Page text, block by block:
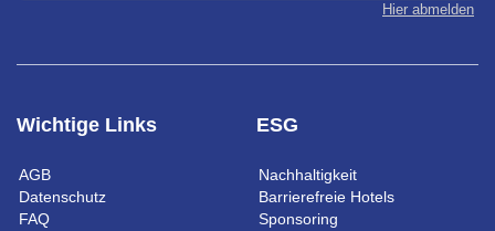
Wichtige Links
AGB
Datenschutz
FAQ
ESG
Nachhaltigkeit
Barrierefreie Hotels
Sponsoring
Hier abmelden